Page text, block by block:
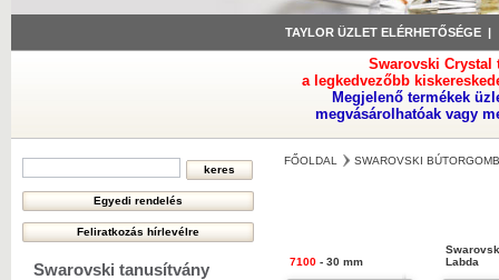
TAYLOR ÜZLET ELÉRHETŐSÉGE
Swarovski Crystal
a legkedvezőbb
Megjelenő termékek
megvásárolhatóak vagy
Swarovski tanusítvány
FŐOLDAL SWAROVSKI
7100 - 30 mm
Labda